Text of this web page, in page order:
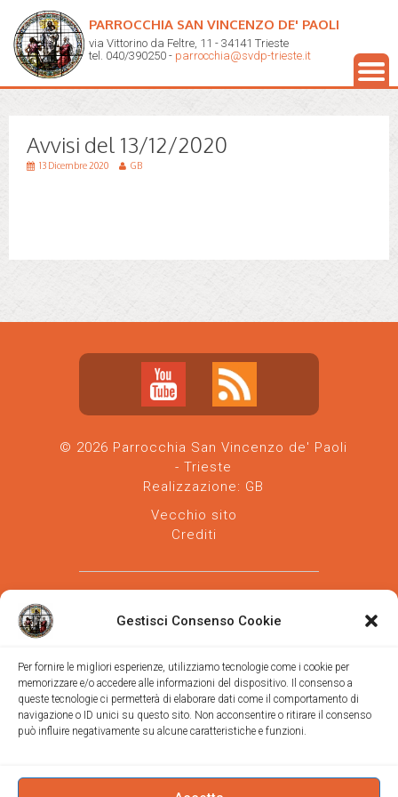
Gestisci Consenso Cookie
Per fornire le migliori esperienze, utilizziamo tecnologie come i cookie per
memorizzare e/o accedere alle informazioni del dispositivo. Il consenso a
queste tecnologie ci permetterà di elaborare dati come il comportamento di
navigazione o ID unici su questo sito. Non acconsentire o ritirare il consenso
può influire negativamente su alcune caratteristiche e funzioni.
PARROCCHIA SAN VINCENZO DE' PAOLI
via Vittorino da Feltre, 11 - 34141 Trieste
tel. 040/390250 - parrocchia@svdp-trieste.it
Avvisi del 13/12/2020
13 Dicembre 2020 GB
© 2026 Parrocchia San Vincenzo de' Paoli
- Trieste
Realizzazione: GB
Vecchio sito
Crediti
Parrocchia san Vincenzo de' Paoli-Diocesi
di Trieste
via Vittorino da Feltre, 11 (chiesa)
Trieste